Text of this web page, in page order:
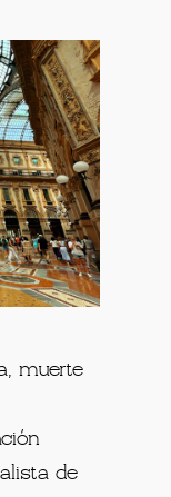
muerte
de